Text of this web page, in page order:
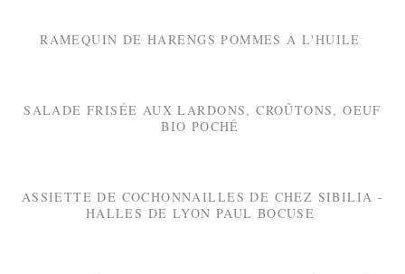
RAMEQUIN DE HARENGS POMMES À L'HUILE
SALADE FRISÉE AUX LARDONS, CROÛTONS, OEUF
BIO POCHÉ
ASSIETTE DE COCHONNAILLES DE CHEZ SIBILIA -
HALLES DE LYON PAUL BOCUSE